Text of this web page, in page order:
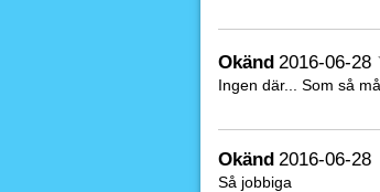
Okänd 2016-06-28
Ingen där... Som så
Okänd 2016-06-28
Så jobbiga